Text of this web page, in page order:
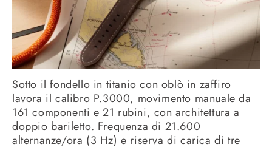
Sotto il fondello in titanio con oblò in zaffiro
lavora il calibro P.3000, movimento manuale da
161 componenti e 21 rubini, con architettura a
doppio bariletto. Frequenza di 21.600
alternanze/ora (3 Hz) e riserva di carica di tre